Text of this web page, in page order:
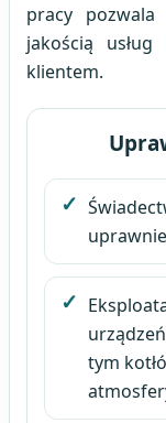
pracy
jakością
klientem.
tym